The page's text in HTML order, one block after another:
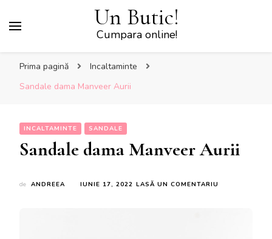
Un Butic!
Cumpara online!
Prima pagină
Incaltaminte
Sandale dama Manveer Aurii
INCALTAMINTE SANDALE
Sandale dama Manveer Aurii
de ANDREEA IUNIE 17, 2022 LASĂ UN COMENTARIU